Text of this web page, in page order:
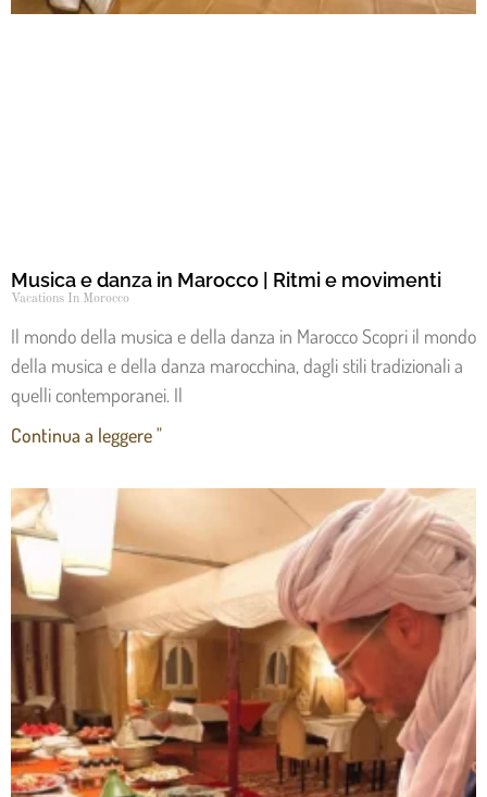
Musica e danza in Marocco | Ritmi e movimenti
Vacations In Morocco
Il mondo della musica e della danza in Marocco Scopri il mondo
della musica e della danza marocchina, dagli stili tradizionali a
quelli contemporanei. Il
Continua a leggere "